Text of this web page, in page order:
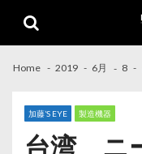
navigation
content
Home 2019 6月 8
加藤’S EYE 製造機器
台湾 ニ